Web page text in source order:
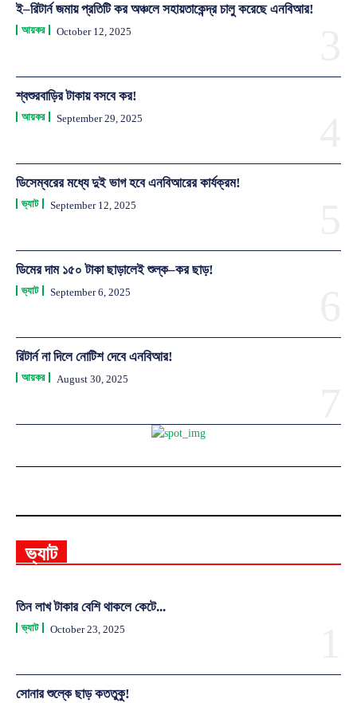
ই–রিটার্ন জমায় প্রতিটি কর অঞ্চলে সহায়তাকেন্দ্র চালু করেছে এনবিআর!
আয়কর October 12, 2025
শ্বশুরবাড়ির টাকায় বসবে কর!
আয়কর September 29, 2025
ডিসেম্বরের মধ্যে দুই ভাগ হবে এনবিআরের কার্যক্রম!
ভ্যাট September 12, 2025
ডিমের দাম ১৫০ টাকা ছাড়ালেই শুল্ক–কর ছাড়!
ভ্যাট September 6, 2025
রিটার্ন না দিলে নোটিশ দেবে এনবিআর!
আয়কর August 30, 2025
ভ্যাট
তিন লাখ টাকার বেশি থাকলে কেটে...
ভ্যাট October 23, 2025
সোনার শুল্কে ছাড় কততুকু!